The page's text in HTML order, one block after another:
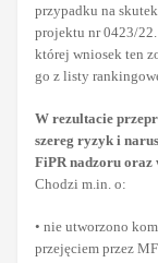
przypadku na
projektu nr 0423/
której wniosek ten
go z listy
W rezultacie
szereg ryzyk i
FiPR nadzoru oraz
Chodzi m.in. o:
• nie utworzono
przejęciem przez